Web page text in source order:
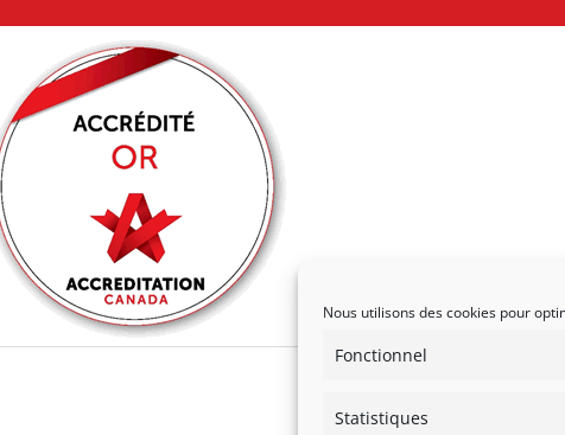
Nous utilisons des cookies pour
Fonctionnel
Statistiques